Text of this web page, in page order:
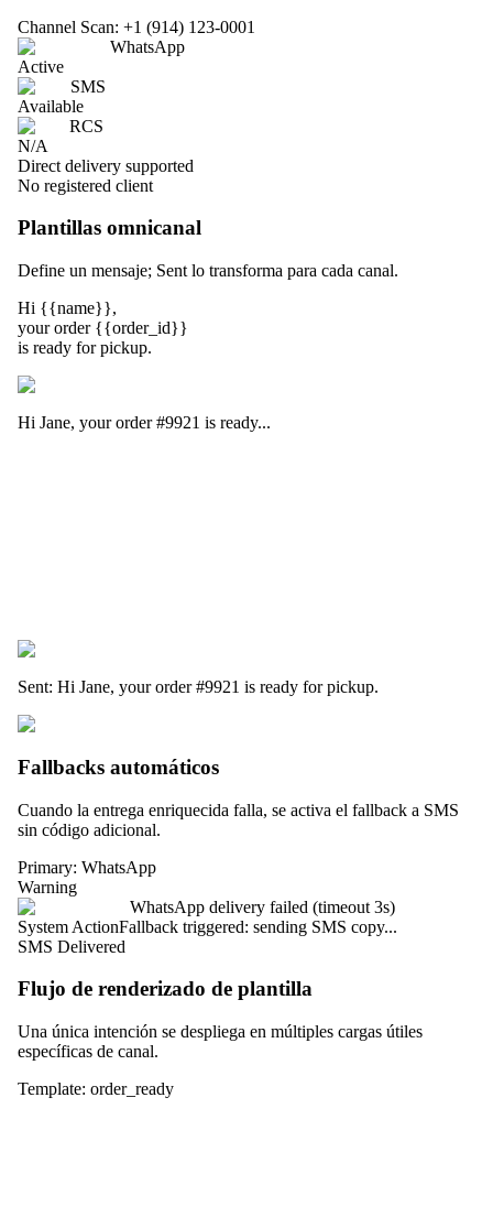
Channel Scan: +1 (914) 123-0001
WhatsApp
Active
SMS
Available
RCS
N/A
Direct delivery supported
No registered client
Plantillas omnicanal
Define un mensaje; Sent lo transforma para cada canal.
Hi {{name}},
your order {{order_id}}
is ready for pickup.
Hi Jane, your order#9921 is ready...
Sent: Hi Jane, your order#9921 is ready for pickup.
Fallbacks automáticos
Cuando la entrega enriquecida falla, se activa el fallback a SMS
sin código adicional.
Primary: WhatsApp
Warning
WhatsApp delivery failed (timeout 3s)
System ActionFallback triggered: sending SMS copy...
SMS Delivered
Flujo de renderizado de plantilla
Una única intención se despliega en múltiples cargas útiles
específicas de canal.
Template: order_ready